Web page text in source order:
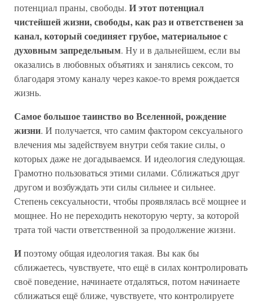
потенциал праны, свободы. И этот потенциал
чистейшей жизни, свободы, как раз и ответственен за
канал, который соединяет грубое, материальное с
духовным запредельным. Ну и в дальнейшем, если вы
оказались в любовных объятиях и занялись сексом, то
благодаря этому каналу через какое-то время рождается
жизнь.
Самое большое таинство во Вселенной, рождение
жизни. И получается, что самим фактором сексуального
влечения мы задействуем внутри себя такие силы, о
которых даже не догадываемся. И идеология следующая.
Грамотно пользоваться этими силами. Сближаться друг
другом и возбуждать эти силы сильнее и сильнее.
Степень сексуальности, чтобы проявлялась всё мощнее и
мощнее. Но не переходить некоторую черту, за которой
трата той части ответственной за продолжение жизни.
Ипоэтому общая идеология такая. Вы как бы
сближаетесь, чувствуете, что ещё в силах контролировать
своё поведение, начинаете отдаляться, потом начинаете
сближаться ещё ближе, чувствуете, что контролируете